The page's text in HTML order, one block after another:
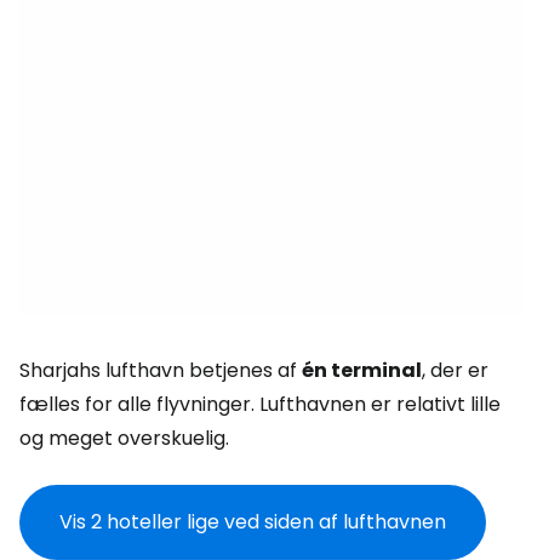
Sharjahs lufthavn betjenes af én terminal, der er
fælles for alle flyvninger. Lufthavnen er relativt lille
og meget overskuelig.
Vis 2 hoteller lige ved siden af lufthavnen